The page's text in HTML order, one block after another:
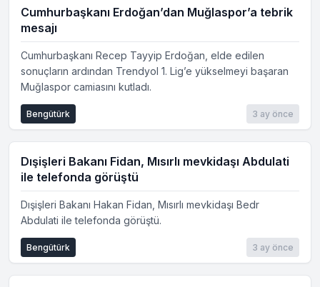
Cumhurbaşkanı Erdoğan’dan Muğlaspor’a tebrik
mesajı
Cumhurbaşkanı Recep Tayyip Erdoğan, elde edilen
sonuçların ardından Trendyol 1. Lig’e yükselmeyi başaran
Muğlaspor camiasını kutladı.
3 ay önce
Bengütürk
Dışişleri Bakanı Fidan, Mısırlı mevkidaşı Abdulati
ile telefonda görüştü
Dışişleri Bakanı Hakan Fidan, Mısırlı mevkidaşı Bedr
Abdulati ile telefonda görüştü.
3 ay önce
Bengütürk